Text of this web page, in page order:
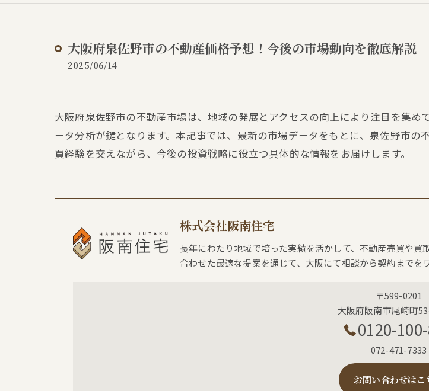
大阪府泉佐野市の不動産価格予想！今後の市場動向を徹底解説
2025/06/14
大阪府泉佐野市の不動産市場は、地域の発展とアクセスの向上により注目を集
ータ分析が鍵となります。本記事では、最新の市場データをもとに、泉佐野市
買経験を交えながら、今後の投資戦略に役立つ具体的な情報をお届けします。
株式会社阪南住宅
長年にわたり地域で培った実績を活かして、不動産売買や
合わせた最適な提案を通じて、大阪にて相談から契約までを
〒599-0201
大阪府阪南市尾崎町
0120-
072-471-7333
お問い合わせはこ